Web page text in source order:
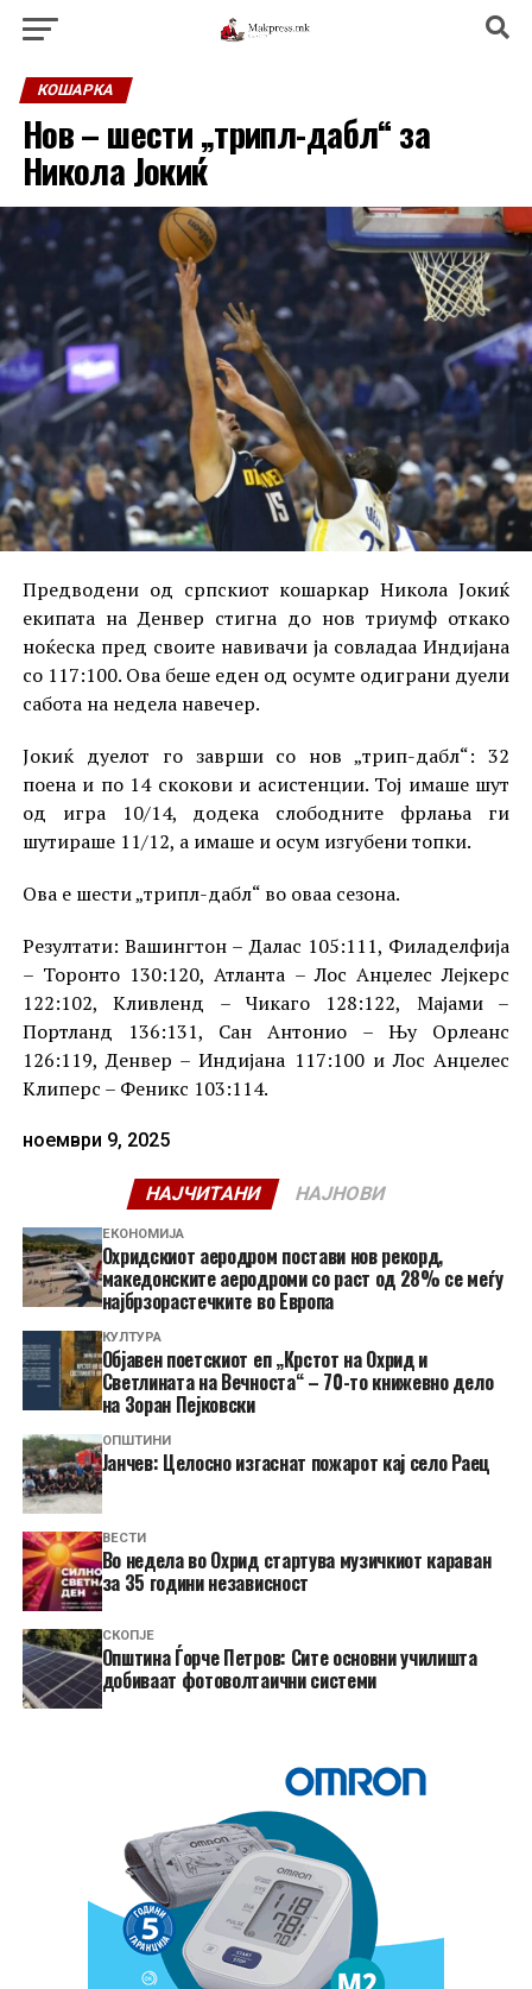
КОШАРКА
Нов – шести „трипл-дабл“ за
Никола Јокиќ
Предводени од српскиот кошаркар Никола Јокиќ
екипата на Денвер стигна до нов триумф откако
ноќеска пред своите навивачи ја совладаа Индијана
со 117:100. Ова беше еден од осумте одиграни дуели
сабота на недела навечер.
Јокиќ дуелот го заврши со нов „трип-дабл“: 32
поена и по 14 скокови и асистенции. Тој имаше шут
од игра 10/14, додека слободните фрлања ги
шутираше 11/12, а имаше и осум изгубени топки.
Ова е шести „трипл-дабл“ во оваа сезона.
Резултати: Вашингтон – Далас 105:111, Филаделфија
– Торонто 130:120, Атланта – Лос Анџелес Лејкерс
122:102, Кливленд – Чикаго 128:122, Мајами –
Портланд 136:131, Сан Антонио – Њу Орлеанс
126:119, Денвер – Индијана 117:100 и Лос Анџелес
Клиперс – Феникс 103:114.
ноември 9, 2025
НАЈЧИТАНИ НАЈНОВИ
ЕКОНОМИЈА
Охридскиот аеродром постави нов рекорд,
македонските аеродроми со раст од 28% се меѓу
најбрзорастечките во Европа
КУЛТУРА
Објавен поетскиот еп „Крстот на Охрид и
Светлината на Вечноста“ – 70-то книжевно дело
на Зоран Пејковски
ОПШТИНИ
Јанчев: Целосно изгаснат пожарот кај село Раец
ВЕСТИ
Во недела во Охрид стартува музичкиот караван
за 35 години независност
СКОПЈЕ
Општина Ѓорче Петров: Сите основни училишта
добиваат фотоволтаични системи